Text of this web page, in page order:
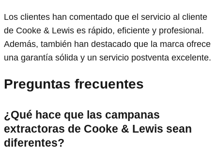
Los clientes han comentado que el servicio al cliente
de Cooke & Lewis es rápido, eficiente y profesional.
Además, también han destacado que la marca ofrece
una garantía sólida y un servicio postventa excelente.
Preguntas frecuentes
¿Qué hace que las campanas
extractoras de Cooke & Lewis sean
diferentes?